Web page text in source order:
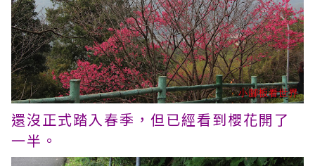
還沒正式踏入春季，但已經看到櫻花開了
一半。